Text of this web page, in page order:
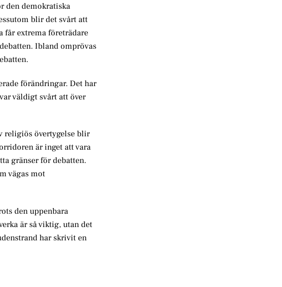
den demokratiska
blir det svårt att
får extrema företrädare
Ibland omprövas
förändringar. Det har
väldigt svårt att över
religiös övertygelse blir
är inget att vara
gränser för debatten.
vägas mot
den uppenbara
är så viktig, utan det
har skrivit en